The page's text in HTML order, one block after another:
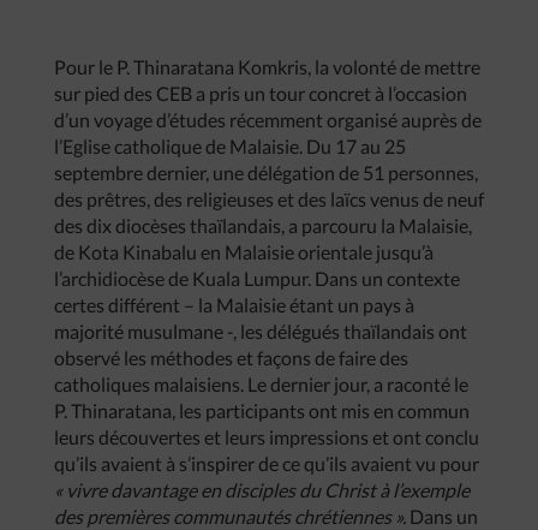
Pour le P. Thinaratana Komkris, la volonté de mettre
sur pied des CEB a pris un tour concret à l’occasion
d’un voyage d’études récemment organisé auprès de
l’Eglise catholique de Malaisie. Du 17 au 25
septembre dernier, une délégation de 51 personnes,
des prêtres, des religieuses et des laïcs venus de neuf
des dix diocèses thaïlandais, a parcouru la Malaisie,
de Kota Kinabalu en Malaisie orientale jusqu’à
l’archidiocèse de Kuala Lumpur. Dans un contexte
certes différent – la Malaisie étant un pays à
majorité musulmane -, les délégués thaïlandais ont
observé les méthodes et façons de faire des
catholiques malaisiens. Le dernier jour, a raconté le
P. Thinaratana, les participants ont mis en commun
leurs découvertes et leurs impressions et ont conclu
qu’ils avaient à s’inspirer de ce qu’ils avaient vu pour
« vivre davantage en disciples du Christ à l’exemple
des premières communautés chrétiennes ». Dans un